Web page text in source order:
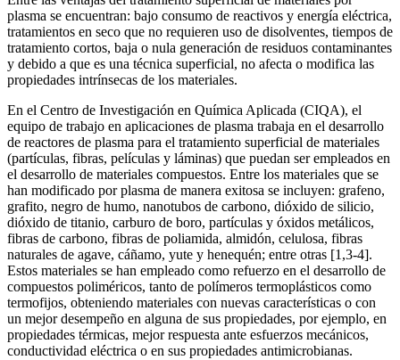
plasma se encuentran: bajo consumo de reactivos y energía eléctrica,
tratamientos en seco que no requieren uso de disolventes, tiempos de
tratamiento cortos, baja o nula generación de residuos contaminantes
y debido a que es una técnica superficial, no afecta o modifica las
propiedades intrínsecas de los materiales.
En el Centro de Investigación en Química Aplicada (CIQA), el
equipo de trabajo en aplicaciones de plasma trabaja en el desarrollo
de reactores de plasma para el tratamiento superficial de materiales
(partículas, fibras, películas y láminas) que puedan ser empleados en
el desarrollo de materiales compuestos. Entre los materiales que se
han modificado por plasma de manera exitosa se incluyen: grafeno,
grafito, negro de humo, nanotubos de carbono, dióxido de silicio,
dióxido de titanio, carburo de boro, partículas y óxidos metálicos,
fibras de carbono, fibras de poliamida, almidón, celulosa, fibras
naturales de agave, cáñamo, yute y henequén; entre otras [1,3-4].
Estos materiales se han empleado como refuerzo en el desarrollo de
compuestos poliméricos, tanto de polímeros termoplásticos como
termofijos, obteniendo materiales con nuevas características o con
un mejor desempeño en alguna de sus propiedades, por ejemplo, en
propiedades térmicas, mejor respuesta ante esfuerzos mecánicos,
conductividad eléctrica o en sus propiedades antimicrobianas.